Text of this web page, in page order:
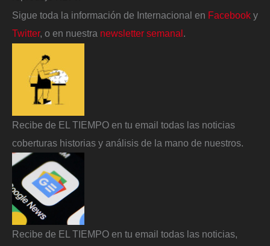
Sigue toda la información de Internacional en Facebook y
Twitter, o en nuestra newsletter semanal.
Recibe de EL TIEMPO en tu email todas las noticias
coberturas historias y análisis de la mano de nuestros.
Recibe de EL TIEMPO en tu email todas las noticias,